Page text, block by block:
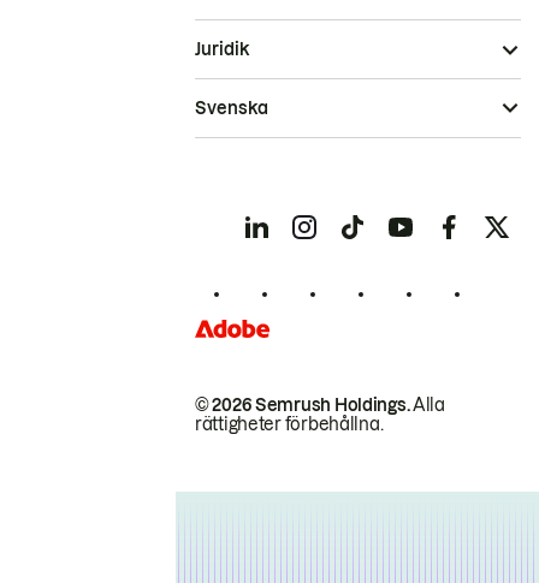
© 2026 Semrush Holdings.Alla
rättigheter förbehållna.
Juridik
Svenska